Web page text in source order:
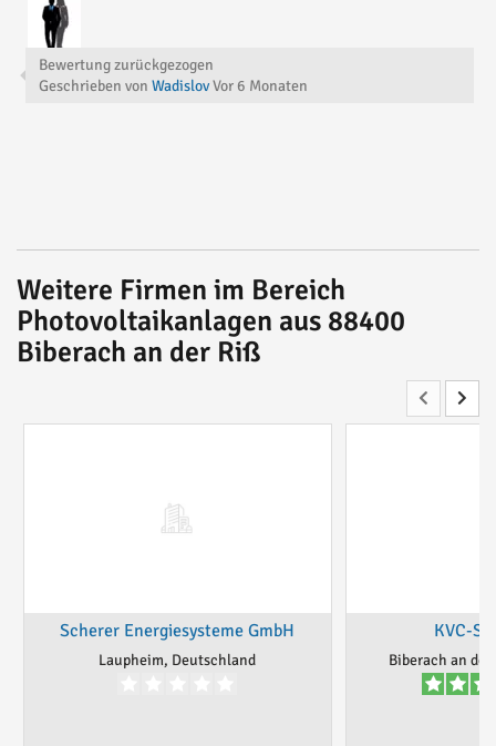
Bewertung zurückgezogen
Geschrieben von WadislovVor 6 Monaten
Weitere Firmen im Bereich
Photovoltaikanlagen aus 88400
Biberach an der Riß
Scherer Energiesysteme GmbH
Laupheim, Deutschland
KVC-
Biberach an